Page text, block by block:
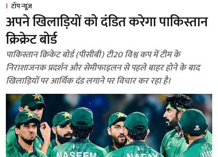
टॉप न्यूज़
अपने खिलाड़ियों को दंडित करेगा पाकिस्तान
क्रिक्रेट बोर्ड
पाकिस्तान क्रिकेट बोर्ड (पीसीबी) टी20 विश्व कप में टीम के
निराशाजनक प्रदर्शन और सेमीफाइलन से पहले बाहर होने के बाद
खिलाड़ियों पर आर्थिक दंड लगाने पर विचार कर रहा है।